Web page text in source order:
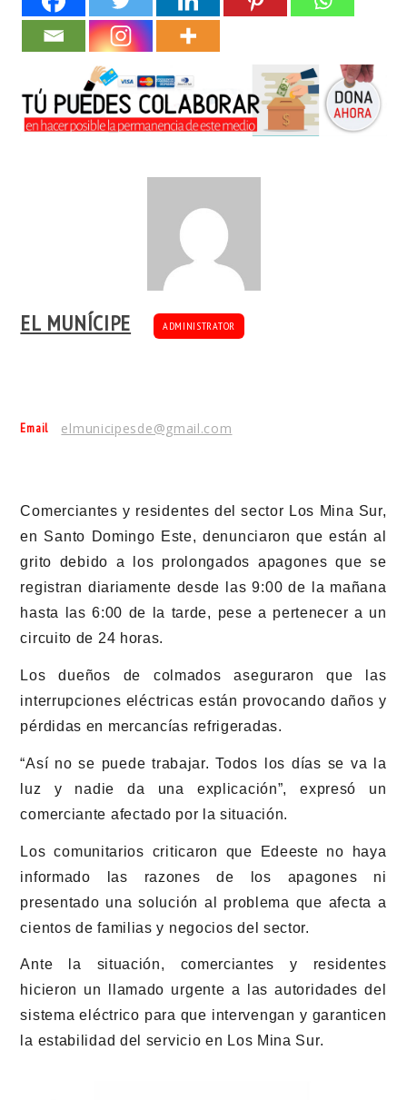
EL MUNÍCIPE ADMINISTRATOR
Email elmunicipesde@gmail.com
Comerciantes y residentes del sector Los Mina Sur,
en Santo Domingo Este, denunciaron que están al
grito debido a los prolongados apagones que se
registran diariamente desde las 9:00 de la mañana
hasta las 6:00 de la tarde, pese a pertenecer a un
circuito de 24 horas.
Los dueños de colmados aseguraron que las
interrupciones eléctricas están provocando daños y
pérdidas en mercancías refrigeradas.
“Así no se puede trabajar. Todos los días se va la
luz y nadie da una explicación”, expresó un
comerciante afectado por la situación.
Los comunitarios criticaron que Edeeste no haya
informado las razones de los apagones ni
presentado una solución al problema que afecta a
cientos de familias y negocios del sector.
Ante la situación, comerciantes y residentes
hicieron un llamado urgente a las autoridades del
sistema eléctrico para que intervengan y garanticen
la estabilidad del servicio en Los Mina Sur.